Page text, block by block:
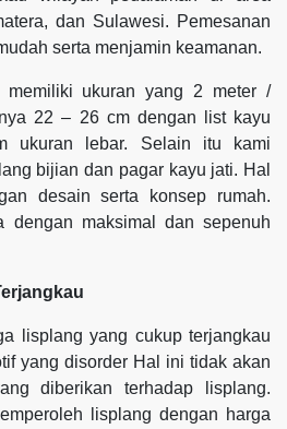
dan Sulawesi. Pemesanan
serta menjamin keamanan.
memiliki ukuran yang 2 meter /
22 – 26 cm dengan list kayu
ukuran lebar. Selain itu kami
bijian dan pagar kayu jati. Hal
desain serta konsep rumah.
dengan maksimal dan sepenuh
lisplang yang cukup terjangkau
yang disorder Hal ini tidak akan
diberikan terhadap lisplang.
lisplang dengan harga